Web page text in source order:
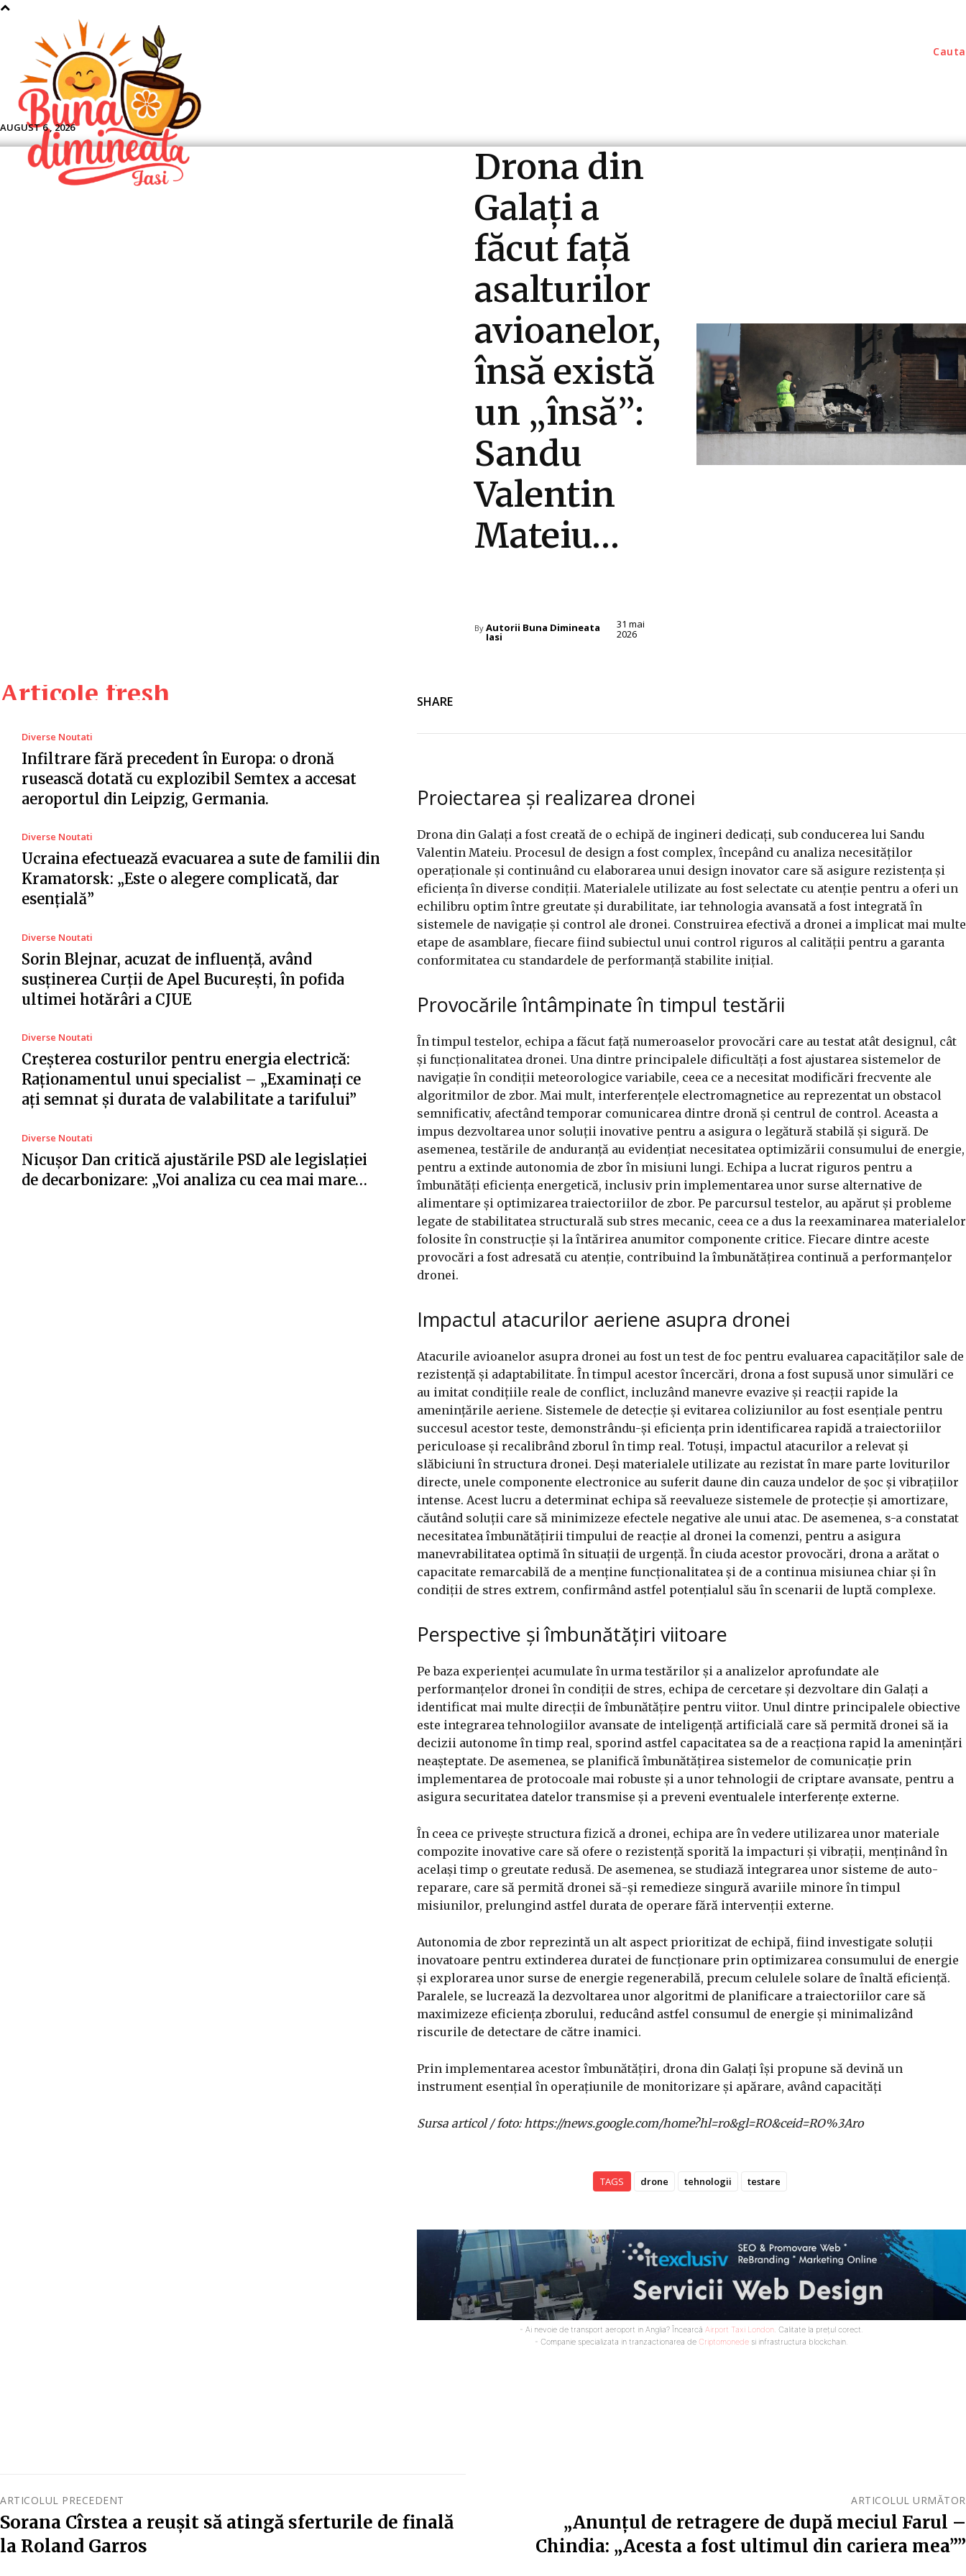
AUGUST 6 , 2026
Cauta
Drona din
Galați a
făcut față
asalturilor
avioanelor,
însă există
un „însă”:
Sandu
Valentin
Mateiu…
By Autorii Buna Dimineata
Iasi
31 mai
2026
Articole fresh
Diverse Noutati
Infiltrare fără precedent în Europa: o dronă
rusească dotată cu explozibil Semtex a accesat
aeroportul din Leipzig, Germania.
Diverse Noutati
Ucraina efectuează evacuarea a sute de familii din
Kramatorsk: „Este o alegere complicată, dar
esențială”
Diverse Noutati
Sorin Blejnar, acuzat de influență, având
susținerea Curții de Apel București, în pofida
ultimei hotărâri a CJUE
Diverse Noutati
Creșterea costurilor pentru energia electrică:
Raționamentul unui specialist – „Examinați ce
ați semnat și durata de valabilitate a tarifului”
Diverse Noutati
Nicușor Dan critică ajustările PSD ale legislației
de decarbonizare: „Voi analiza cu cea mai mare…
SHARE
Proiectarea și realizarea dronei
Drona din Galați a fost creată de o echipă de ingineri dedicați, sub conducerea lui Sandu
Valentin Mateiu. Procesul de design a fost complex, începând cu analiza necesităților
operaționale și continuând cu elaborarea unui design inovator care să asigure rezistența și
eficiența în diverse condiții. Materialele utilizate au fost selectate cu atenție pentru a oferi un
echilibru optim între greutate și durabilitate, iar tehnologia avansată a fost integrată în
sistemele de navigație și control ale dronei. Construirea efectivă a dronei a implicat mai multe
etape de asamblare, fiecare fiind subiectul unui control riguros al calității pentru a garanta
conformitatea cu standardele de performanță stabilite inițial.
Provocările întâmpinate în timpul testării
În timpul testelor, echipa a făcut față numeroaselor provocări care au testat atât designul, cât
și funcționalitatea dronei. Una dintre principalele dificultăți a fost ajustarea sistemelor de
navigație în condiții meteorologice variabile, ceea ce a necesitat modificări frecvente ale
algoritmilor de zbor. Mai mult, interferențele electromagnetice au reprezentat un obstacol
semnificativ, afectând temporar comunicarea dintre dronă și centrul de control. Aceasta a
impus dezvoltarea unor soluții inovative pentru a asigura o legătură stabilă și sigură. De
asemenea, testările de anduranță au evidențiat necesitatea optimizării consumului de energie,
pentru a extinde autonomia de zbor în misiuni lungi. Echipa a lucrat riguros pentru a
îmbunătăți eficiența energetică, inclusiv prin implementarea unor surse alternative de
alimentare și optimizarea traiectoriilor de zbor. Pe parcursul testelor, au apărut și probleme
legate de stabilitatea structurală sub stres mecanic, ceea ce a dus la reexaminarea materialelor
folosite în construcție și la întărirea anumitor componente critice. Fiecare dintre aceste
provocări a fost adresată cu atenție, contribuind la îmbunătățirea continuă a performanțelor
dronei.
Impactul atacurilor aeriene asupra dronei
Atacurile avioanelor asupra dronei au fost un test de foc pentru evaluarea capacităților sale de
rezistență și adaptabilitate. În timpul acestor încercări, drona a fost supusă unor simulări ce
au imitat condițiile reale de conflict, incluzând manevre evazive și reacții rapide la
amenințările aeriene. Sistemele de detecție și evitarea coliziunilor au fost esențiale pentru
succesul acestor teste, demonstrându-și eficiența prin identificarea rapidă a traiectoriilor
periculoase și recalibrând zborul în timp real. Totuși, impactul atacurilor a relevat și
slăbiciuni în structura dronei. Deși materialele utilizate au rezistat în mare parte loviturilor
directe, unele componente electronice au suferit daune din cauza undelor de șoc și vibrațiilor
intense. Acest lucru a determinat echipa să reevalueze sistemele de protecție și amortizare,
căutând soluții care să minimizeze efectele negative ale unui atac. De asemenea, s-a constatat
necesitatea îmbunătățirii timpului de reacție al dronei la comenzi, pentru a asigura
manevrabilitatea optimă în situații de urgență. În ciuda acestor provocări, drona a arătat o
capacitate remarcabilă de a menține funcționalitatea și de a continua misiunea chiar și în
condiții de stres extrem, confirmând astfel potențialul său în scenarii de luptă complexe.
Perspective și îmbunătățiri viitoare
Pe baza experienței acumulate în urma testărilor și a analizelor aprofundate ale
performanțelor dronei în condiții de stres, echipa de cercetare și dezvoltare din Galați a
identificat mai multe direcții de îmbunătățire pentru viitor. Unul dintre principalele obiective
este integrarea tehnologiilor avansate de inteligență artificială care să permită dronei să ia
decizii autonome în timp real, sporind astfel capacitatea sa de a reacționa rapid la amenințări
neașteptate. De asemenea, se planifică îmbunătățirea sistemelor de comunicație prin
implementarea de protocoale mai robuste și a unor tehnologii de criptare avansate, pentru a
asigura securitatea datelor transmise și a preveni eventualele interferențe externe.
În ceea ce privește structura fizică a dronei, echipa are în vedere utilizarea unor materiale
compozite inovative care să ofere o rezistență sporită la impacturi și vibrații, menținând în
același timp o greutate redusă. De asemenea, se studiază integrarea unor sisteme de auto-
reparare, care să permită dronei să-și remedieze singură avariile minore în timpul
misiunilor, prelungind astfel durata de operare fără intervenții externe.
Autonomia de zbor reprezintă un alt aspect prioritizat de echipă, fiind investigate soluții
inovatoare pentru extinderea duratei de funcționare prin optimizarea consumului de energie
și explorarea unor surse de energie regenerabilă, precum celulele solare de înaltă eficiență.
Paralele, se lucrează la dezvoltarea unor algoritmi de planificare a traiectoriilor care să
maximizeze eficiența zborului, reducând astfel consumul de energie și minimalizând
riscurile de detectare de către inamici.
Prin implementarea acestor îmbunătățiri, drona din Galați își propune să devină un
instrument esențial în operațiunile de monitorizare și apărare, având capacități
Sursa articol / foto: https://news.google.com/home?hl=ro&gl=RO&ceid=RO%3Aro
TAGS drone tehnologii testare
- Ai nevoie de transport aeroport in Anglia? Încearcă Airport Taxi London. Calitate la prețul corect.
- Companie specializata in tranzactionarea de Criptomonede si infrastructura blockchain.
ARTICOLUL PRECEDENT
Sorana Cîrstea a reușit să atingă sferturile de finală
la Roland Garros
ARTICOLUL URMĂTOR
„Anunțul de retragere de după meciul Farul –
Chindia: „Acesta a fost ultimul din cariera mea””